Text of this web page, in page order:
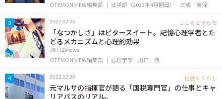
OTEMON VIEW編集部
法学部（2023年4月開設） 三成 美保
3 2022.07.06 こころとからだ
「なつかしさ」はビタースイート。記憶心理学者とた
どるメカニズムと心理的効果
78771Views
OTEMON VIEW編集部
心理学部 川口 潤
4 2022.12.20 社会とくらし
元マルサの指揮官が語る「国税専門官」の仕事とキャ
リアパスのリアル。